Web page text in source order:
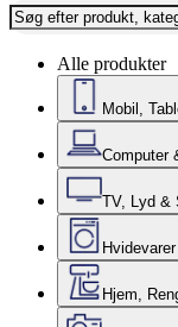
Alle produkter
Mobil,
Computer
TV, Lyd &
Hvidevarer
Hjem,